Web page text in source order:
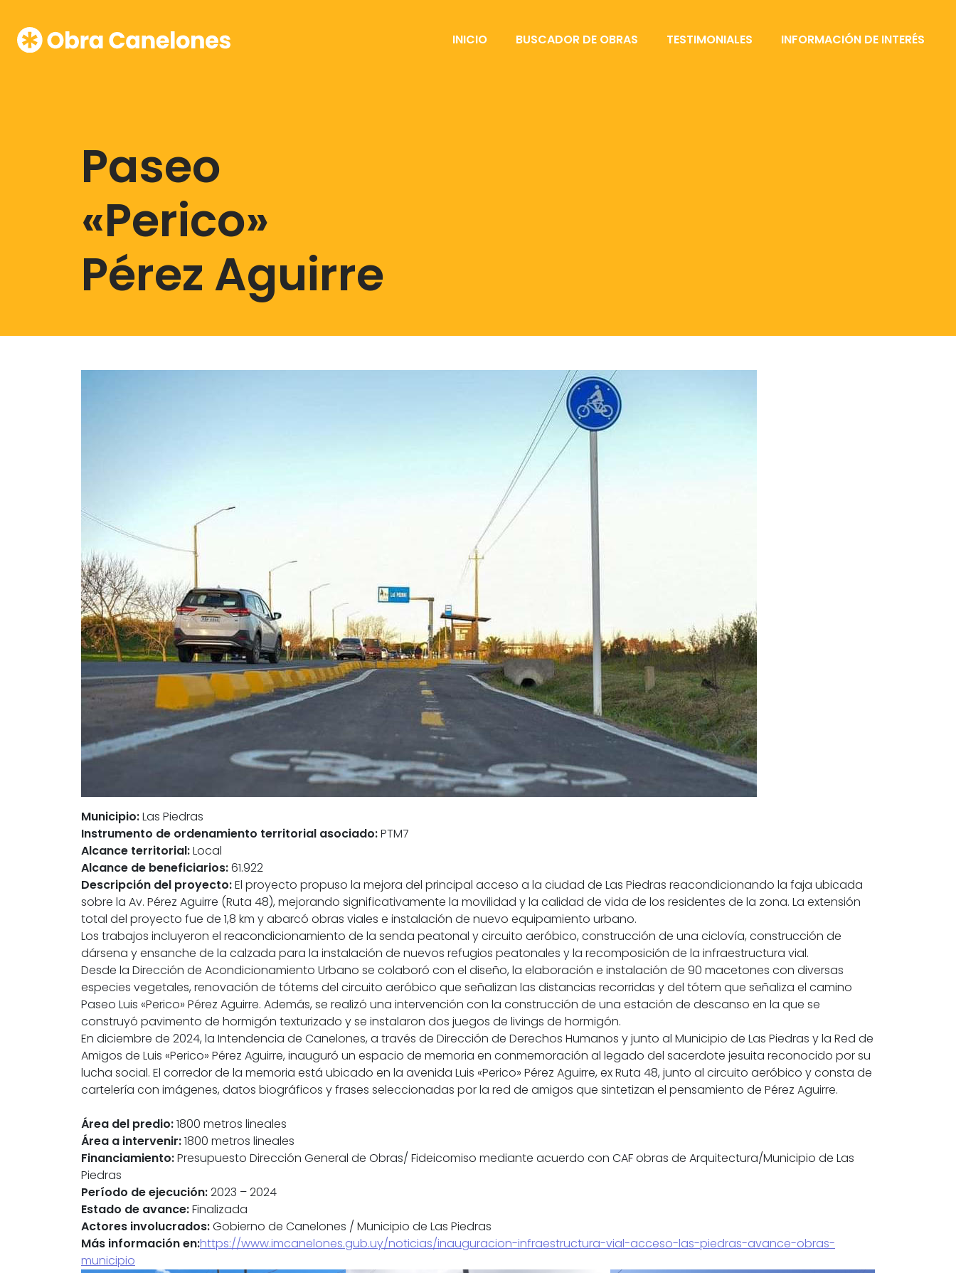
Paseo
«Perico»
Pérez Aguirre
Municipio:Las Piedras
Instrumento de ordenamiento territorial asociado:PTM7
Alcance territorial:Local
Alcance de beneficiarios:61.922
Descripción del proyecto:El proyecto propuso la mejora del principal acceso a la ciudad de Las Piedras reacondicionando la faja ubicada
sobre la Av. Pérez Aguirre (Ruta 48), mejorando significativamente la movilidad y la calidad de vida de los residentes de la zona. La extensión
total del proyecto fue de 1,8 km y abarcó obras viales e instalación de nuevo equipamiento urbano.
Los trabajos incluyeron el reacondicionamiento de la senda peatonal y circuito aeróbico, construcción de una ciclovía, construcción de
dársena y ensanche de la calzada para la instalación de nuevos refugios peatonales y la recomposición de la infraestructura vial.
Desde la Dirección de Acondicionamiento Urbano se colaboró con el diseño, la elaboración e instalación de 90 macetones con diversas
especies vegetales, renovación de tótems del circuito aeróbico que señalizan las distancias recorridas y del tótem que señaliza el camino
Paseo Luis «Perico» Pérez Aguirre. Además, se realizó una intervención con la construcción de una estación de descanso en la que se
construyó pavimento de hormigón texturizado y se instalaron dos juegos de livings de hormigón.
En diciembre de 2024, la Intendencia de Canelones, a través de Dirección de Derechos Humanos y junto al Municipio de Las Piedras y la Red de
Amigos de Luis «Perico» Pérez Aguirre, inauguró un espacio de memoria en conmemoración al legado del sacerdote jesuita reconocido por su
lucha social. El corredor de la memoria está ubicado en la avenida Luis «Perico» Pérez Aguirre, ex Ruta 48, junto al circuito aeróbico y consta de
cartelería con imágenes, datos biográficos y frases seleccionadas por la red de amigos que sintetizan el pensamiento de Pérez Aguirre.
Área del predio:1800 metros lineales
Área a intervenir:1800 metros lineales
Financiamiento:Presupuesto Dirección General de Obras/ Fideicomiso mediante acuerdo con CAF obras de Arquitectura/Municipio de Las
Piedras
Período de ejecución:2023 – 2024
Estado de avance:Finalizada
Actores involucrados:Gobierno de Canelones / Municipio de Las Piedras
Más información en:https://www.imcanelones.gub.uy/noticias/inauguracion-infraestructura-vial-acceso-las-piedras-avance-obras-
municipio
INICIO BUSCADOR DE OBRAS TESTIMONIALES INFORMACIÓN DE INTERÉS